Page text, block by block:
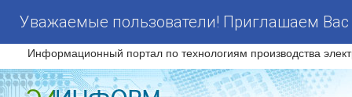
Уважаемые пользователи! Приглашаем
Информационный портал по технологиям производства